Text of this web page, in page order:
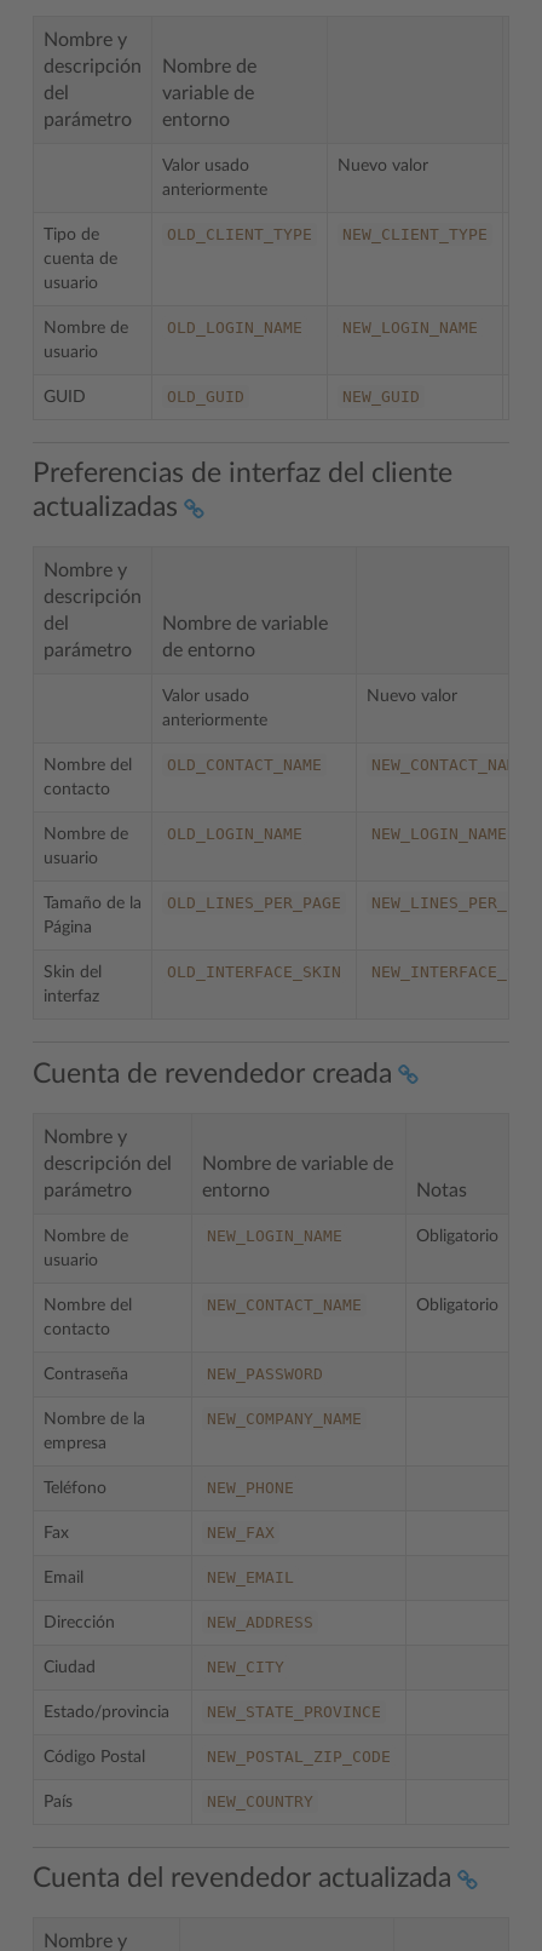
Nombre y
descripción
del
parámetro
Nombre de
variable de
entorno
Valor usado
anteriormente
Nuevo valor
Tipo de
cuenta de
usuario
OLD_CLIENT_TYPE NEW_CLIENT_TYPE
Nombre de
usuario
OLD_LOGIN_NAME NEW_LOGIN_NAME
GUID OLD_GUID NEW_GUID
Preferencias de interfaz del cliente
actualizadas
Nombre y
descripción
del
parámetro
Nombre de variable
de entorno
Valor usado
anteriormente
Nuevo valor
Nombre del
contacto
OLD_CONTACT_NAME NEW_CONTACT_NAME
Nombre de
usuario
OLD_LOGIN_NAME NEW_LOGIN_NAME
Tamaño de la
Página
OLD_LINES_PER_PAGE
Skin del
interfaz
OLD_INTERFACE_SKIN
Cuenta de revendedor creada
Nombre y
descripción del
parámetro
Nombre de variable de
entorno
Notas
Nombre de
usuario
NEW_LOGIN_NAME Obligatorio
Nombre del
contacto
NEW_CONTACT_NAME Obligatorio
Contraseña NEW_PASSWORD
Nombre de la
empresa
NEW_COMPANY_NAME
Teléfono NEW_PHONE
Fax NEW_FAX
Email NEW_EMAIL
Dirección NEW_ADDRESS
Ciudad NEW_CITY
Estado/provincia NEW_STATE_PROVINCE
Código Postal NEW_POSTAL_ZIP_CODE
País NEW_COUNTRY
Cuenta del revendedor actualizada
Nombre y